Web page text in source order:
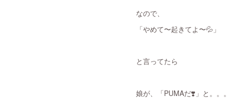
なので、
「やめて〜起きてよ〜💦」
と言ってたら
娘が、「PUMAだ❣️」と。。。